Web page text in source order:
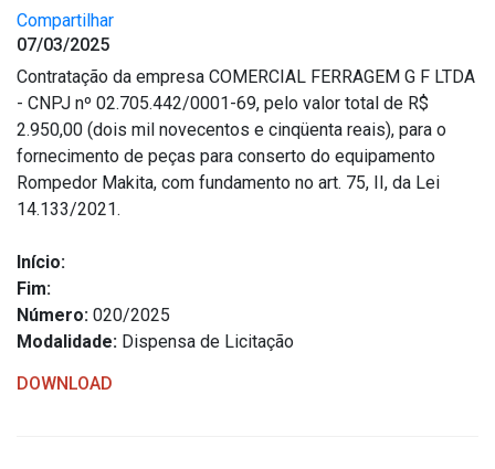
Portal da Transparência
Radar da Transparência
Cespro
Downloads
Compartilhar
07/03/2025
Contratação da empresa COMERCIAL FERRAGEM G F LTDA
- CNPJ nº 02.705.442/0001-69, pelo valor total de R$
2.950,00 (dois mil novecentos e cinqüenta reais), para o
fornecimento de peças para conserto do equipamento
Rompedor Makita, com fundamento no art. 75, II, da Lei
14.133/2021.
Início:
Fim:
Número: 020/2025
Modalidade: Dispensa de Licitação
DOWNLOAD